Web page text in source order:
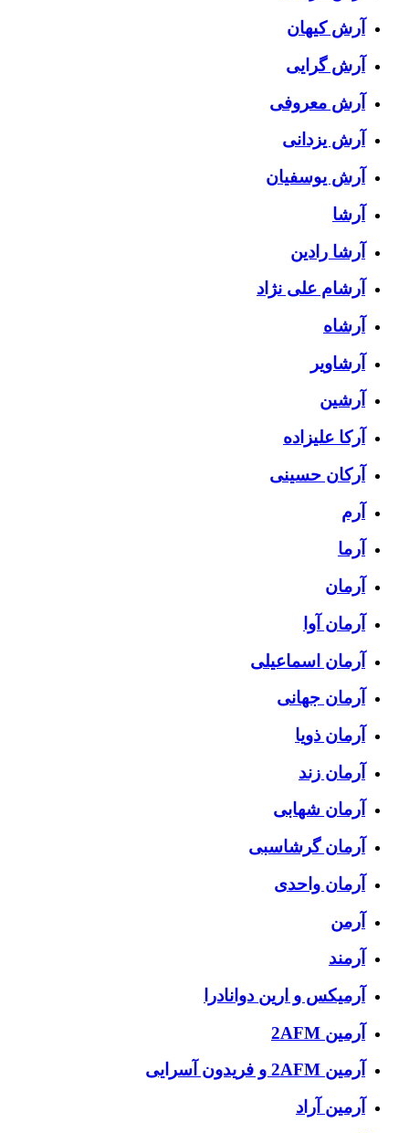
آرش کیهان
آرش گرایی
آرش معروفی
آرش یزدانی
آرش یوسفیان
آرشا
آرشا رادین
آرشام علی نژاد
آرشاه
آرشاویر
آرشین
آرکا علیزاده
آرکان حسینی
آرم
آرما
آرمان
آرمان آوا
آرمان اسماعیلی
آرمان جهانی
آرمان ذویا
آرمان زند
آرمان شهابی
آرمان گرشاسبی
آرمان واحدی
آرمن
آرمند
آرمیکس و ارین دوانادرا
آرمین 2AFM
آرمین 2AFM و فریدون آسرایی
آرمین آراد